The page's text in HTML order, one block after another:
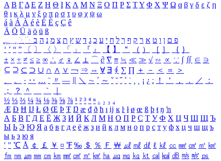
Α Β ΓΔ Ε Ζ Η Θ Ι ΚΛ Μ Ν Ξ Ο Π Ρ Σ ΤΥ Φ Χ Ψ Ω α β γ δ ε ζ η
θ ι κ λ μ ν ξ ο π ρ σ τ υ φ χ ψ ω
á à Á À é è É È ç Ç ê
Ä Ö Ü ä ö ü ß
ִֶֹ ֻּ ׁׂ פ ם ן ו ט א ר ק ף ך ל ח י ע כ ג ד ש ץ ת צ מ נ ה ב
‘ ’ “ ” 〔 〕 〈 〉 「 」 『 』 【 】 ＂ （ ） ［ ］ ｛ ｝
± × ÷ ≠ ≤ ≥ ∞ ∴ ♂ ♀ ∠ ⊥ ⌒ ∂ ∇ ≡ ≒ ≪ ≫ √ ∽ ∝ ∵ ∫ ∬ ∈ ∋
⊆ ⊇ ⊂ ⊃ ∪ ∩ ∧ ∨ ￢ ⇒ ⇔ ∀ ∃ ∮ ∑ ∏ ＋ － ＜ ＝
＞
、
。 · ‥ … ¨ 〃 ― ＼ ∼ ´ ～ ˇ ˘ ˝ ˚ ˙ ¸ ¡ ¿ ː ！ ＇ ， ． ／
：
；
？ ＾ ｀
½ ⅓ ⅔ ¼ ¾ ⅛ ⅜ ⅝ ⅞ ¹ ² ³ ⁴ ⁿ ₁ ₂ ₃ ₄
Æ Ð Ħ Ĳ Ł Ø Œ Þ Ŧ Ŋ æ đ ð ħ ı ĳ ĸ ŀ ł ø œ ß þ ŧ ŋ ŉ
А Б В Г Д Е Ё Ж З И Й К Л М Н О П Р С Т У Ф Х Ц Ч Ш Щ Ъ
Ы Ь Э Ю Я а б в г д е ё ж з и й к л м н о п р с т у ф х ц ч ш щ ъ
ы ь э ю я
′ ″ ℃ Å ￠ ￡ ￥ ¤ ℉ ‰ ＄ ％ Ｆ ￦ ㎕ ㎖ ㎗ ℓ ㎘ ㏄ ㎣ ㎤ ㎥ ㎦
㎙ ㎚ ㎛ ㎜ ㎝ ㎞ ㎟ ㎠ ㎡ ㎢ ㏊ ㎍ ㎎ ㎏ ㏏ ㎈ ㎉ ㏈ ㎧ ㎨ ㎰